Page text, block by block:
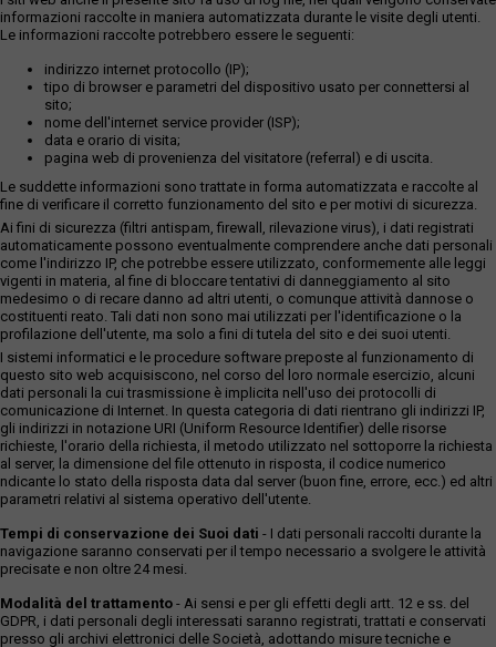
informazioni raccolte in maniera automatizzata durante le visite degli utenti.
Le informazioni raccolte potrebbero essere le seguenti:
indirizzo internet protocollo (IP);
tipo di browser e parametri del dispositivo usato per connettersi al
sito;
nome dell'internet service provider (ISP);
data e orario di visita;
pagina web di provenienza del visitatore (referral) e di uscita.
Le suddette informazioni sono trattate in forma automatizzata e raccolte al
fine di verificare il corretto funzionamento del sito e per motivi di sicurezza.
Ai fini di sicurezza (filtri antispam, firewall, rilevazione virus), i dati registrati
automaticamente possono eventualmente comprendere anche dati personali
come l'indirizzo IP, che potrebbe essere utilizzato, conformemente alle leggi
vigenti in materia, al fine di bloccare tentativi di danneggiamento al sito
medesimo o di recare danno ad altri utenti, o comunque attività dannose o
costituenti reato. Tali dati non sono mai utilizzati per l'identificazione o la
profilazione dell'utente, ma solo a fini di tutela del sito e dei suoi utenti.
I sistemi informatici e le procedure software preposte al funzionamento di
questo sito web acquisiscono, nel corso del loro normale esercizio, alcuni
dati personali la cui trasmissione è implicita nell'uso dei protocolli di
comunicazione di Internet. In questa categoria di dati rientrano gli indirizzi IP,
gli indirizzi in notazione URI (Uniform Resource Identifier) delle risorse
richieste, l'orario della richiesta, il metodo utilizzato nel sottoporre la richiesta
al server, la dimensione del file ottenuto in risposta, il codice numerico
ndicante lo stato della risposta data dal server (buon fine, errore, ecc.) ed altri
parametri relativi al sistema operativo dell'utente.
Tempi di conservazione dei Suoi dati - I dati personali raccolti durante la
navigazione saranno conservati per il tempo necessario a svolgere le attività
precisate e non oltre 24 mesi.
Modalità del trattamento - Ai sensi e per gli effetti degli artt. 12 e ss. del
GDPR, i dati personali degli interessati saranno registrati, trattati e conservati
presso gli archivi elettronici delle Società, adottando misure tecniche e